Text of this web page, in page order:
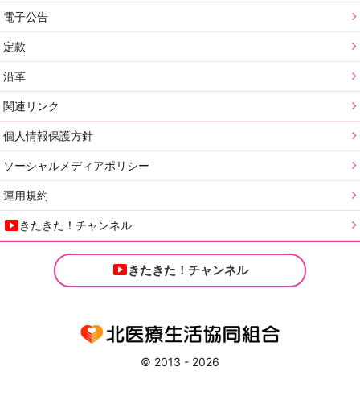
電子公告
定款
沿革
関連リンク
個人情報保護方針
ソーシャルメディアポリシー
運用規約
きたきた！チャンネル
きたきた！チャンネル
© 2013 - 2026